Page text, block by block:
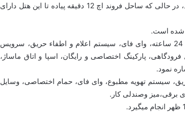
ساحل فروند جی کمتر از 1 کیلومتر تا پالم تاور پالم جمیرا دبی فاصله دارد، در حالی که ساحل فروند اچ 12 دقیقه پیاده تا این هتل دارای
از امکانات قابل دسترس مسافران مقیم در این هتل می توان به پذیرش 24 ساعته، وای فای، سیستم اعلام و اطفاء حریق، سرویس
پارکینگ اختصاصی و رایگان، اسپا و اتاق ماساژ،
نمود.
سیستم تهویه مطبوع، وای فای، حمام اختصاصی، وسایل
برقی،میز وصندلی کار.